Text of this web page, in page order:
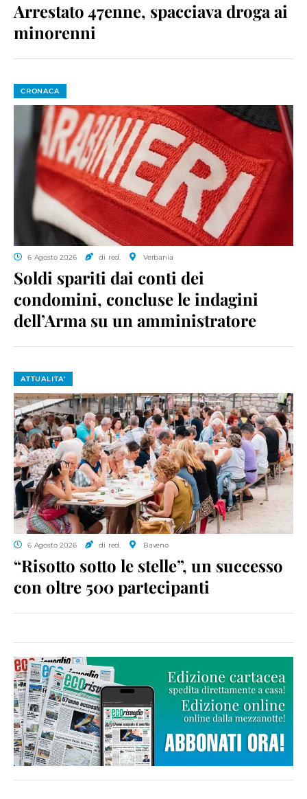
Arrestato 47enne, spacciava droga ai
minorenni
CRONACA
6 Agosto 2026 di red. Verbania
Soldi spariti dai conti dei
condomini, concluse le indagini
dell’Arma su un amministratore
ATTUALITA'
6 Agosto 2026 di red. Baveno
“Risotto sotto le stelle”, un successo
con oltre 500 partecipanti